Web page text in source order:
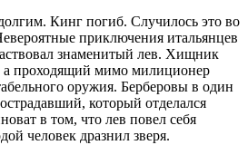
Кинг погиб. Случилось это во
приключения итальянцев
знаменитый лев. Хищник
а проходящий мимо милиционер
оружия. Берберовы в один
который отделался
в том, что лев повел себя
человек дразнил зверя.